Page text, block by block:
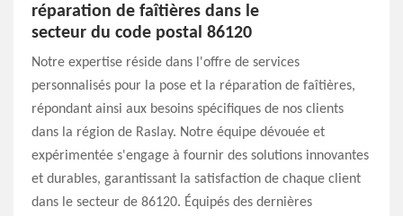
réparation de faîtières dans le
secteur du code postal 86120
Notre expertise réside dans l'offre de services
personnalisés pour la pose et la réparation de faîtières,
répondant ainsi aux besoins spécifiques de nos clients
dans la région de Raslay. Notre équipe dévouée et
expérimentée s'engage à fournir des solutions innovantes
et durables, garantissant la satisfaction de chaque client
dans le secteur de 86120. Équipés des dernières